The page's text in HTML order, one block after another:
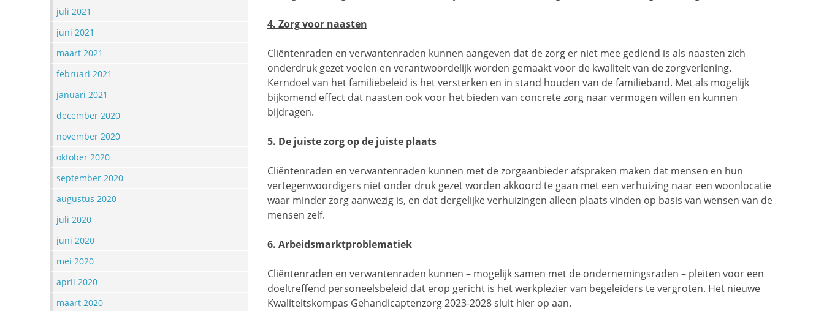
4. Zorg voor naasten
Cliëntenraden en verwantenraden kunnen aangeven dat de zorg er niet mee gediend is als naasten zich
onderdruk gezet voelen en verantwoordelijk worden gemaakt voor de kwaliteit van de zorgverlening.
Kerndoel van het familiebeleid is het versterken en in stand houden van de familieband. Met als mogelijk
bijkomend effect dat naasten ook voor het bieden van concrete zorg naar vermogen willen en kunnen
bijdragen.
5. De juiste zorg op de juiste plaats
Cliëntenraden en verwantenraden kunnen met de zorgaanbieder afspraken maken dat mensen en hun
vertegenwoordigers niet onder druk gezet worden akkoord te gaan met een verhuizing naar een woonlocatie
waar minder zorg aanwezig is, en dat dergelijke verhuizingen alleen plaats vinden op basis van wensen van de
mensen zelf.
6. Arbeidsmarktproblematiek
Cliëntenraden en verwantenraden kunnen – mogelijk samen met de ondernemingsraden – pleiten voor een
doeltreffend personeelsbeleid dat erop gericht is het werkplezier van begeleiders te vergroten. Het nieuwe
Kwaliteitskompas Gehandicaptenzorg 2023-2028 sluit hier op aan.
juli 2021
juni 2021
maart 2021
februari 2021
januari 2021
december 2020
november 2020
oktober 2020
september 2020
augustus 2020
juli 2020
juni 2020
mei 2020
april 2020
maart 2020